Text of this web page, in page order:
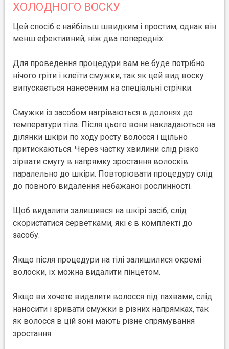
ХОЛОДНОГО ВОСКУ
Цей спосіб є найбільш швидким і простим, однак він
менш ефективний, ніж два попередніх.
Для проведення процедури вам не буде потрібно
нічого гріти і клеїти смужки, так як цей вид воску
випускається нанесеним на спеціальні стрічки.
Смужки із засобом нагріваються в долонях до
температури тіла. Після цього вони накладаються на
ділянки шкіри по ходу росту волосся і щільно
притискаються. Через частку хвилини слід різко
зірвати смугу в напрямку зростання волосків
паралельно до шкіри. Повторювати процедуру слід
до повного видалення небажаної рослинності.
Щоб видалити залишився на шкірі засіб, слід
скористатися серветками, які є в комплекті до
засобу.
Якщо після процедури на тілі залишилися окремі
волоски, їх можна видалити пінцетом.
Якщо ви хочете видалити волосся під пахвами, слід
наносити і зривати смужки в різних напрямках, так
як волосся в цій зоні мають різне спрямування
зростання.